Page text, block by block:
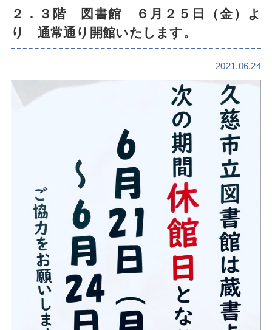
２．３階 図書館 ６月２５日（金）よ
り 通常通り開館いたします。
2021.06.24